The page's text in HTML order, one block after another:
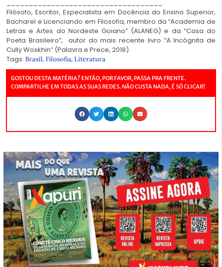
Filósofo, Escritor, Especialista em Docência do Ensino Superior,
Bacharel e Licenciando em Filosofia, membro da “Academia de
Letras e Artes do Nordeste Goiano” (ALANEG) e da “Casa do
Poeta Brasileiro”, autor do mais recente livro “A Incógnita de
Cully Woskhin” (Palavra e Prece, 2018).
Tags: Brasil, Filosofia, Literatura
GOSTOU DESTA MATÉRIA? ENTÃO, POR FAVOR, PASSA PRA FRENTE.
COMPARTILHE EM TODAS AS SUAS REDES. NÃO CUSTA NADA, É SÓ CLICAR!